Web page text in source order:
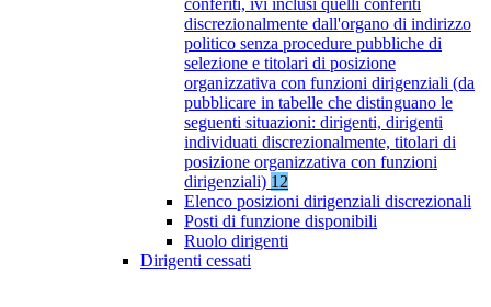
conferiti, ivi inclusi quelli conferiti
discrezionalmente dall'organo di indirizzo
politico senza procedure pubbliche di
selezione e titolari di posizione
organizzativa con funzioni dirigenziali (da
pubblicare in tabelle che distinguano le
seguenti situazioni: dirigenti, dirigenti
individuati discrezionalmente, titolari di
posizione organizzativa con funzioni
dirigenziali) 12
Elenco posizioni dirigenziali discrezionali
Posti di funzione disponibili
Ruolo dirigenti
Dirigenti cessati